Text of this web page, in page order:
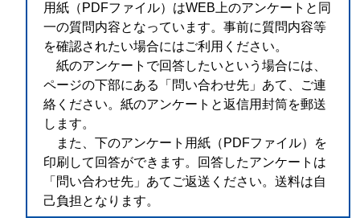
用紙（PDFファイル）はWEB上のアンケートと同
一の質問内容となっています。事前に質問内容等
を確認されたい場合にはご利用ください。
紙のアンケートで回答したいという場合には、
ページの下部にある「問い合わせ先」あて、ご連
絡ください。紙のアンケートと返信用封筒を郵送
します。
また、下のアンケート用紙（PDFファイル）を
印刷して回答ができます。回答したアンケートは
「問い合わせ先」あてご返送ください。送料は自
己負担となります。